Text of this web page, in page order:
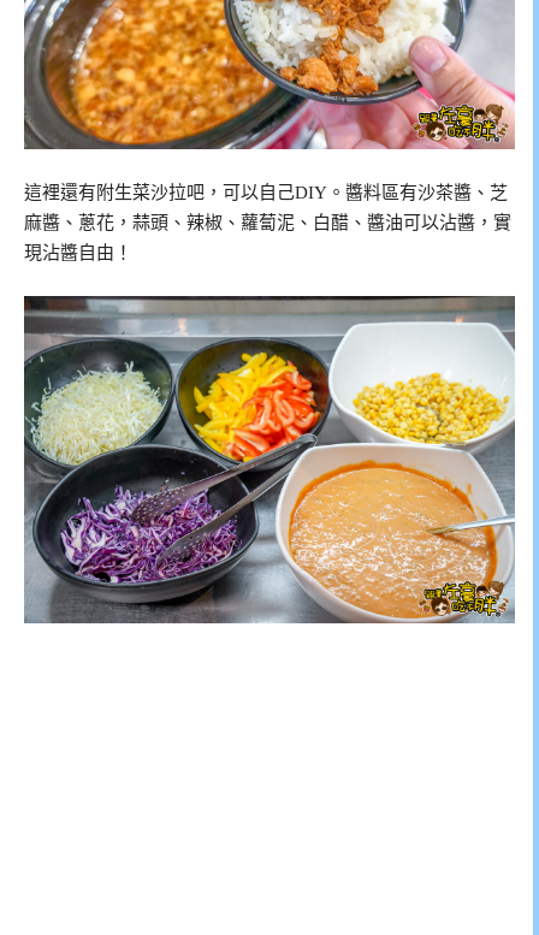
這裡還有附生菜沙拉吧，可以自己DIY。醬料區有沙茶醬、芝
麻醬、蔥花，蒜頭、辣椒、蘿蔔泥、白醋、醬油可以沾醬，實
現沾醬自由！